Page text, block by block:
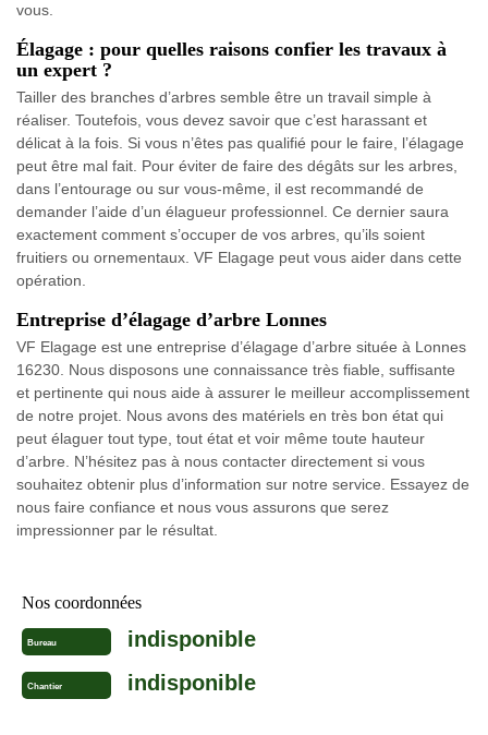
vous.
Élagage : pour quelles raisons confier les travaux à
un expert ?
Tailler des branches d’arbres semble être un travail simple à
réaliser. Toutefois, vous devez savoir que c’est harassant et
délicat à la fois. Si vous n’êtes pas qualifié pour le faire, l’élagage
peut être mal fait. Pour éviter de faire des dégâts sur les arbres,
dans l’entourage ou sur vous-même, il est recommandé de
demander l’aide d’un élagueur professionnel. Ce dernier saura
exactement comment s’occuper de vos arbres, qu’ils soient
fruitiers ou ornementaux. VF Elagage peut vous aider dans cette
opération.
Entreprise d’élagage d’arbre Lonnes
VF Elagage est une entreprise d’élagage d’arbre située à Lonnes
16230. Nous disposons une connaissance très fiable, suffisante
et pertinente qui nous aide à assurer le meilleur accomplissement
de notre projet. Nous avons des matériels en très bon état qui
peut élaguer tout type, tout état et voir même toute hauteur
d’arbre. N’hésitez pas à nous contacter directement si vous
souhaitez obtenir plus d’information sur notre service. Essayez de
nous faire confiance et nous vous assurons que serez
impressionner par le résultat.
Nos coordonnées
Bureau indisponible
Chantier indisponible